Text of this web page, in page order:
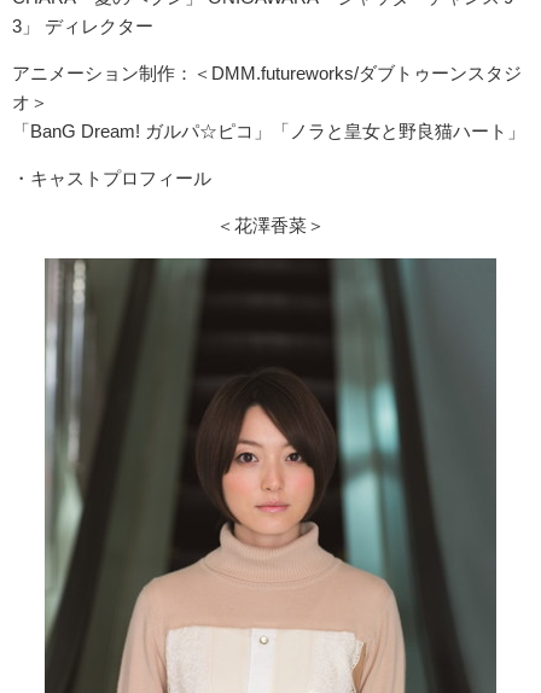
3」 ディレクター
アニメーション制作：＜DMM.futureworks/ダブトゥーンスタジ
オ＞
「BanG Dream! ガルパ☆ピコ」「ノラと皇女と野良猫ハート」
・キャストプロフィール
＜花澤香菜＞